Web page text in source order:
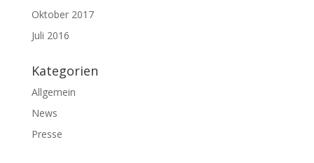
Oktober 2017
Juli 2016
Kategorien
Allgemein
News
Presse